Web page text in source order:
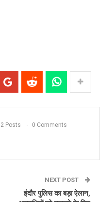
Posts 0 Comments
NEXT POST
इंदौर पुलिस का बड़ा ऐलान,